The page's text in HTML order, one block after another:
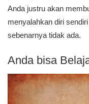
Anda justru akan
menyalahkan diri
sebenarnya tidak ada.
Anda bisa